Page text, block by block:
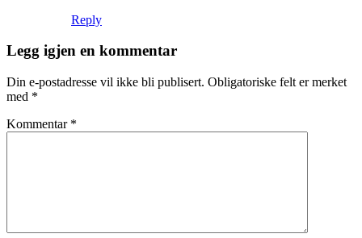
Reply
Legg igjen en kommentar
Din e-postadresse vil ikke bli publisert. Obligatoriske felt er merket
med *
Kommentar *